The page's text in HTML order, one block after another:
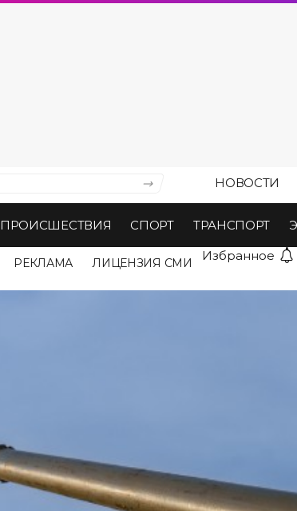
НОВОСТИ
ПРОИСШЕСТВИЯ СПОРТ ТРАНСПОРТ
РЕКЛАМА ЛИЦЕНЗИЯ СМИ Избранное